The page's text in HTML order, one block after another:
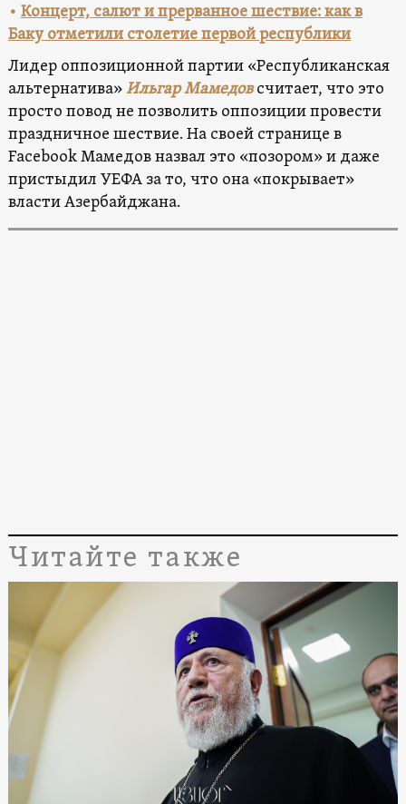
• Концерт, салют и прерванное шествие: как в
Баку отметили столетие первой республики
Лидер оппозиционной партии «Республиканская
альтернатива»Ильгар Мамедовсчитает, что это
просто повод не позволить оппозиции провести
праздничное шествие. На своей странице в
Facebook Мамедов назвал это «позором» и даже
пристыдил УЕФА за то, что она «покрывает»
власти Азербайджана.
Читайте также